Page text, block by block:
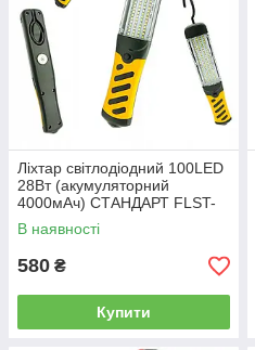
Ліхтар світлодіодний 100LED
28Вт (акумуляторний
4000мАч) СТАНДАРТ FLST-
LED
В наявності
580 ₴
Купити